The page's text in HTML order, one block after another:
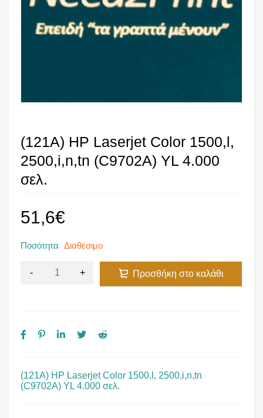
(121A) HP Laserjet Color 1500,l,
2500,i,n,tn (C9702A) YL 4.000
σελ.
(121A) HP Laserjet Color 1500,l, 2500,i,n,tn
(C9702A) YL 4.000 σελ.
51,6€
Ποσότητα Διαθέσιμο
Προσθήκη στο καλάθι